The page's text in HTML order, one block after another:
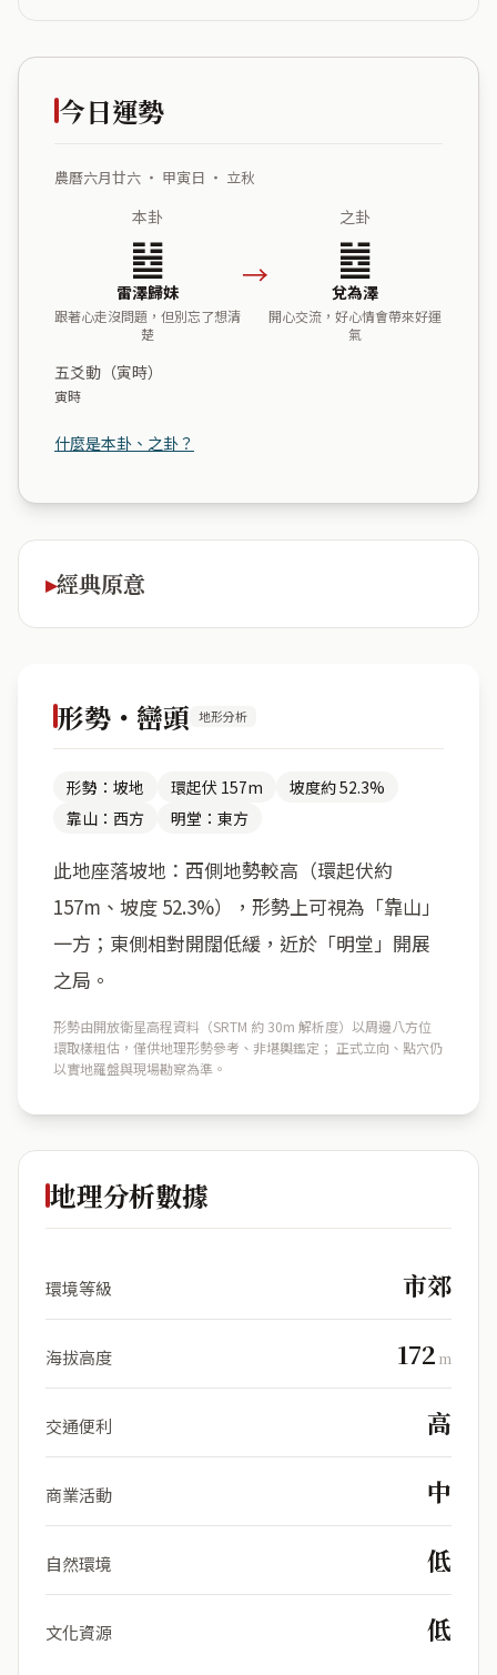
今日運勢
農曆六月廿六 ・ 甲寅日 ・ 立秋
本卦
䷵
雷澤歸妹
跟著心走沒問題，但別忘了想清
楚
→
之卦
䷹
兌為澤
開心交流，好心情會帶來好運
氣
五爻動（寅時）
寅時
什麼是本卦、之卦？
經典原意
形勢・巒頭 地形分析
形勢：坡地 環起伏 157m
坡度約 52.3%
靠山：西方
明堂：東方
此地座落坡地：西側地勢較高（環起伏約
157m、坡度 52.3%），形勢上可視為「靠山」
一方；東側相對開闊低緩，近於「明堂」開展
之局。
形勢由開放衛星高程資料（SRTM 約 30m 解析度）以周邊八方位
環取樣粗估，僅供地理形勢參考、非堪輿鑑定； 正式立向、點穴仍
以實地羅盤與現場勘察為準。
地理分析數據
環境等級 市郊
海拔高度 172 m
交通便利 高
商業活動 中
自然環境 低
文化資源 低